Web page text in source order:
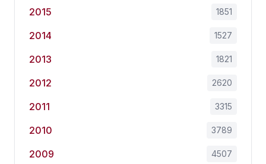
2015 1851
2014 1527
2013 1821
2012 2620
2011 3315
2010 3789
2009 4507